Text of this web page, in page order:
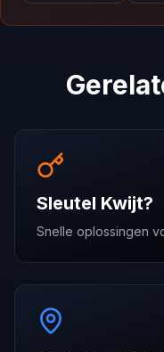
Sleutel Kwijt?
Snelle oplossingen